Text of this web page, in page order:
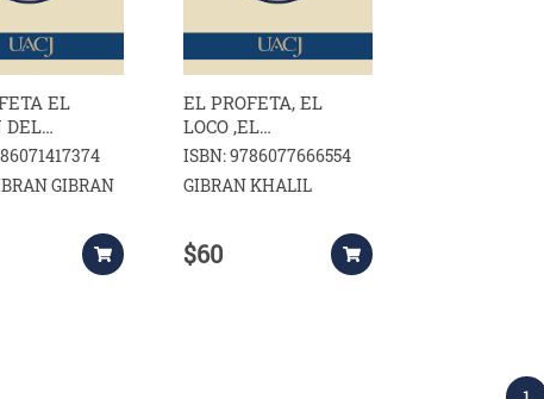
EL
DEL
GIBRAN
EL PROFETA, EL
LOCO ,EL
VAGABUNDO.
ISBN: 9786077666554
GIBRAN KHALIL
$60